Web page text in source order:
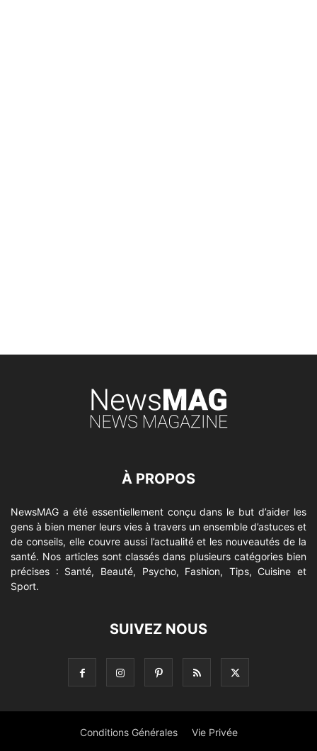
À PROPOS
NewsMAG a été essentiellement conçu dans le but d’aider les
gens à bien mener leurs vies à travers un ensemble d’astuces et
de conseils, elle couvre aussi l’actualité et les nouveautés de la
santé. Nos articles sont classés dans plusieurs catégories bien
précises : Santé, Beauté, Psycho, Fashion, Tips, Cuisine et
Sport.
SUIVEZ NOUS
Conditions Générales Vie Privée